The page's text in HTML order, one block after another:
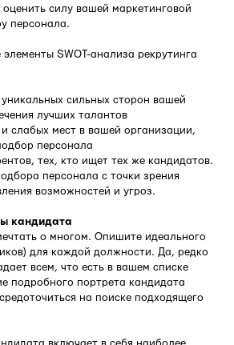
силу вашей маркетинговой
персонала.
SWOT-анализа рекрутинга
сильных сторон вашей
лучших талантов
слабых мест в вашей организации,
персонала
тех, кто ищет тех же кандидатов.
персонала с точки зрения
возможностей и угроз.
кандидата
о многом. Опишите идеального
для каждой должности. Да, редко
всем, что есть в вашем списке
подробного портрета кандидата
на поиске подходящего